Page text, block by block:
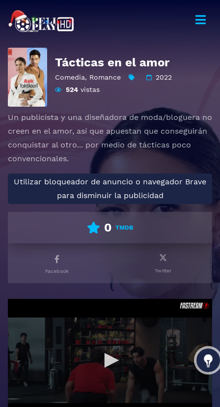
Tácticas en el amor
Comedia, Romance
2022
524 vistas
Un publicista y una diseñadora de moda/bloguera no
creen en el amor, así que apuestan que conseguirán
conquistar al otro... por medio de tácticas poco
convencionales.
Utilizar bloqueador de anuncio o navegador Brave
para disminuir la publicidad
0 TMDB
Facebook Twitter